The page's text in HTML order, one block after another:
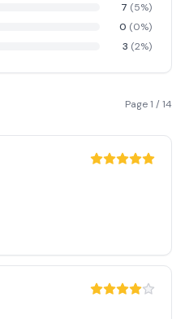
7 (5%)
0 (0%)
3 (2%)
Page1 /14